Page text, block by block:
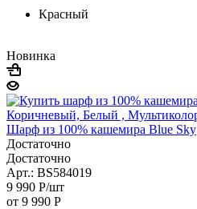
Красный
Новинка
Шарф из 100% кашемира Blue Sky
Достаточно
Достаточно
Арт.: BS584019
9 990 Р/шт
от 9 990 Р